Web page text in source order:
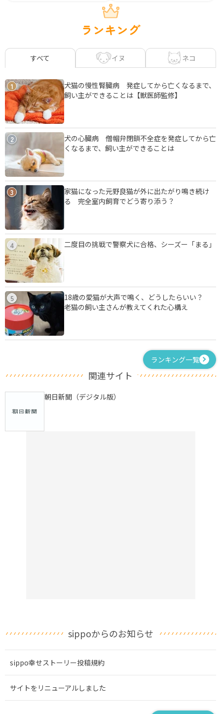
ランキング
すべて イヌ ネコ
1
犬猫の慢性腎臓病 発症してから亡くなるまで、
飼い主ができることは【獣医師監修】
2
犬の心臓病 僧帽弁閉鎖不全症を発症してから亡
くなるまで、飼い主ができることは
3
家猫になった元野良猫が外に出たがり鳴き続け
る 完全室内飼育でどう寄り添う？
4 二度目の挑戦で警察犬に合格、シーズー「まる」
5
18歳の愛猫が大声で鳴く、どうしたらいい？
老猫の飼い主さんが教えてくれた心構え
ランキング一覧
関連サイト
朝日新聞（デジタル版）
sippoからのお知らせ
sippo幸せストーリー投稿規約
サイトをリニューアルしました